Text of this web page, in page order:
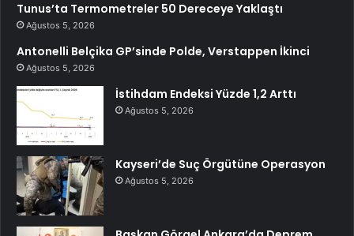
Tunus’ta Termometreler 50 Dereceye Yaklaştı
Ağustos 5, 2026
Antonelli Belçika GP’sinde Polde, Verstappen İkinci
Ağustos 5, 2026
İstihdam Endeksi Yüzde 1,2 Arttı
Ağustos 5, 2026
Kayseri’de Suç Örgütüne Operasyon
Ağustos 5, 2026